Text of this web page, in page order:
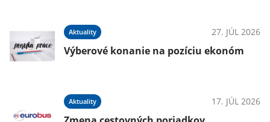
Aktuality 27. JÚL 2026
Výberové konanie na pozíciu ekonóm
Aktuality 17. JÚL 2026